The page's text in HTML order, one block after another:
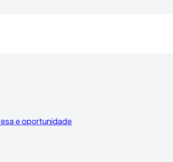
e oportunidade